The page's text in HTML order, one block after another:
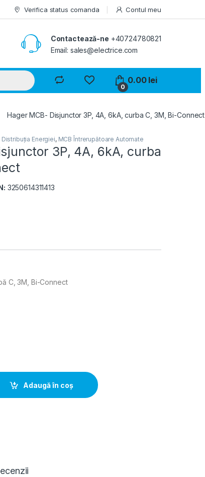
Verifica status comanda Contul meu
Contactează-ne +40724780821
Email: sales@electrice.com
0
0.00 lei
Hager MCB- Disjunctor 3P, 4A, 6kA, curba C, 3M, Bi-Connect
Distribuția Energiei, MCB Întrerupătoare Automate
3P, 4A, 6kA, curba
3250614311413
C, 3M, Bi-Connect
4A, 6kA, curba C, 3M, Bi-Connect quantity
Adaugă în coș